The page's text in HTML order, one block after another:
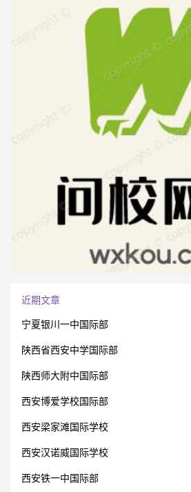
近期文章
宁夏银川一中国际部
陕西省西安中学国际部
陕西师大附中国际部
西安博爱学校国际部
西安梁家滩国际学校
西安汉诺威国际学校
西安铁一中国际部